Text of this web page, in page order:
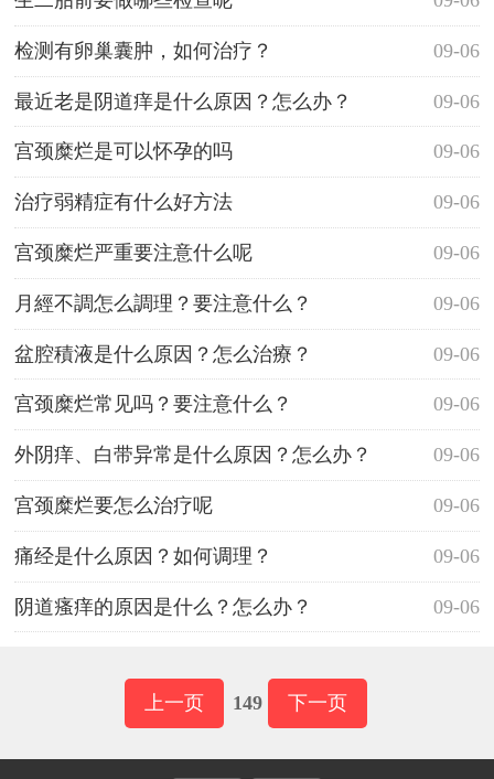
09-06
检测有卵巢囊肿，如何治疗？
09-06
最近老是阴道痒是什么原因？怎么办？
09-06
宫颈糜烂是可以怀孕的吗
09-06
治疗弱精症有什么好方法
09-06
宫颈糜烂严重要注意什么呢
09-06
月經不調怎么調理？要注意什么？
09-06
盆腔積液是什么原因？怎么治療？
09-06
宫颈糜烂常见吗？要注意什么？
09-06
外阴痒、白带异常是什么原因？怎么办？
09-06
宫颈糜烂要怎么治疗呢
09-06
痛经是什么原因？如何调理？
09-06
阴道瘙痒的原因是什么？怎么办？
上一页 149 下一页